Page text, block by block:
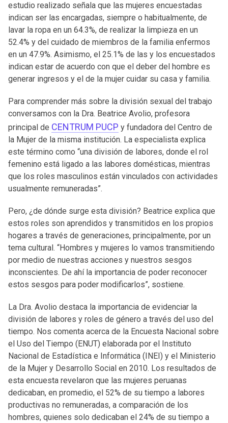
estudio realizado señala que las mujeres encuestadas
indican ser las encargadas, siempre o habitualmente, de
lavar la ropa en un 64.3%, de realizar la limpieza en un
52.4% y del cuidado de miembros de la familia enfermos
en un 47.9%. Asimismo, el 25.1% de las y los encuestados
indican estar de acuerdo con que el deber del hombre es
generar ingresos y el de la mujer cuidar su casa y familia.
Para comprender más sobre la división sexual del trabajo
conversamos con la Dra. Beatrice Avolio, profesora
principal de CENTRUM PUCP y fundadora del Centro de
la Mujer de la misma institución. La especialista explica
este término como “una división de labores, donde el rol
femenino está ligado a las labores domésticas, mientras
que los roles masculinos están vinculados con actividades
usualmente remuneradas”.
Pero, ¿de dónde surge esta división? Beatrice explica que
estos roles son aprendidos y transmitidos en los propios
hogares a través de generaciones, principalmente, por un
tema cultural. “Hombres y mujeres lo vamos transmitiendo
por medio de nuestras acciones y nuestros sesgos
inconscientes. De ahí la importancia de poder reconocer
estos sesgos para poder modificarlos”, sostiene.
La Dra. Avolio destaca la importancia de evidenciar la
división de labores y roles de género a través del uso del
tiempo. Nos comenta acerca de la Encuesta Nacional sobre
el Uso del Tiempo (ENUT) elaborada por el Instituto
Nacional de Estadística e Informática (INEI) y el Ministerio
de la Mujer y Desarrollo Social en 2010. Los resultados de
esta encuesta revelaron que las mujeres peruanas
dedicaban, en promedio, el 52% de su tiempo a labores
productivas no remuneradas, a comparación de los
hombres, quienes solo dedicaban el 24% de su tiempo a